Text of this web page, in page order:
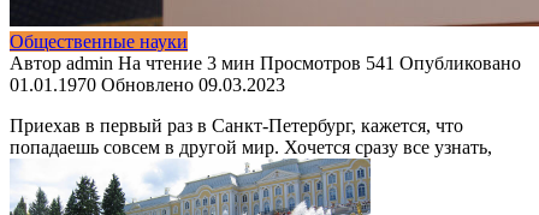
Общественные науки
Автор admin На чтение 3 мин Просмотров 541 Опубликовано
01.01.1970 Обновлено 09.03.2023
Приехав в первый раз в Санкт-Петербург, кажется, что
попадаешь совсем в другой мир. Хочется сразу все узнать,